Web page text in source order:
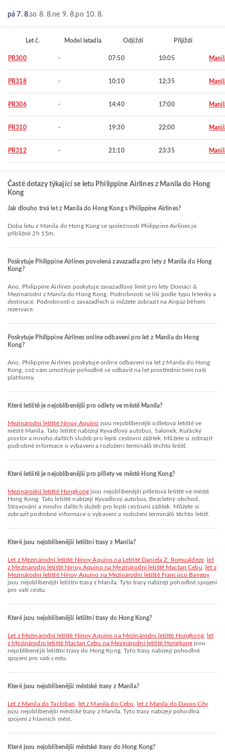
pá 7. 8.so 8. 8.ne 9. 8.po 10. 8.
Let č. Model letadla Odjíždí Přijíždí
PR300 - 07:50 10:05
PR318 - 10:10 12:35
PR306 - 14:40 17:00
PR310 - 19:30 22:00
PR312 - 21:10 23:35
Časté dotazy týkající se letu Philippine Airlines z Manila do Hong
Kong
Jak dlouho trvá let z Manila do Hong Kong s Philippine Airlines?
Doba letu z Manila do Hong Kong se společností Philippine Airlines je
přibližně 2h 15m.
Poskytuje Philippine Airlines povolená zavazadla pro lety z Manila do Hong
Kong?
Ano, Philippine Airlines poskytuje zavazadlový limit pro lety Domácí &
Mezinárodní z Manila do Hong Kong. Podrobnosti se liší podle typu letenky a
destinace. Podrobnosti o zavazadlech si můžete zobrazit na Airpaz během
rezervace.
Poskytuje Philippine Airlines online odbavení pro let z Manila do Hong
Kong?
Ano, Philippine Airlines poskytuje online odbavení na let z Manila do Hong
Kong, což vám umožňuje pohodlně se odbavit na let prostřednictvím naší
platformy.
Které letiště je nejoblíbenější pro odlety ve městě Manila?
Mezinárodní letiště Ninoy Aquino jsou nejoblíbenější odletová letiště ve
městě Manila. Tato letiště nabízejí Kyvadlový autobus, Salonek, Kuřácký
prostor a mnoho dalších služeb pro lepší cestovní zážitek. Můžete si zobrazit
podrobné informace o vybavení a rozložení terminálů těchto letišť.
Které letiště je nejoblíbenější pro přílety ve městě Hong Kong?
Mezinárodní letiště Hongkongjsou nejoblíbenější příletová letiště ve městě
Hong Kong. Tato letiště nabízejí Kyvadlový autobus, Bezcletný obchod,
Stravování a mnoho dalších služeb pro lepší cestovní zážitek. Můžete si
zobrazit podrobné informace o vybavení a rozložení terminálů těchto letišť.
Které jsou nejoblíbenější letištní trasy z Manila?
let z Mezinárodní letiště Ninoy Aquino na Letiště Daniela Z. Romualdeze,
let
z Mezinárodní letiště Ninoy Aquino na Mezinárodní letiště Mactan Cebu
let z
Mezinárodní letiště Ninoy Aquino na Mezinárodní letiště Francisco Bangoy
jsou nejoblíbenější letištní trasy z Manila. Tyto trasy nabízejí pohodlné spojení
pro vaši cestu.
Které jsou nejoblíbenější letištní trasy do Hong Kong?
let z Mezinárodní letiště Ninoy Aquino na Mezinárodní letiště Hongkong,
let
z Mezinárodní letiště Mactan Cebu na Mezinárodní letiště Hongkong jsou
nejoblíbenější letištní trasy do Hong Kong. Tyto trasy nabízejí pohodlné
spojení pro vaši cestu.
Které jsou nejoblíbenější městské trasy z Manila?
let z Manila do Tacloban let z Manila do Cebu
let z Manila do Davao City
jsou nejoblíbenější městské trasy z Manila. Tyto trasy nabízejí pohodlná
spojení z hlavních měst.
Které jsou nejoblíbenější městské trasy do Hong Kong?